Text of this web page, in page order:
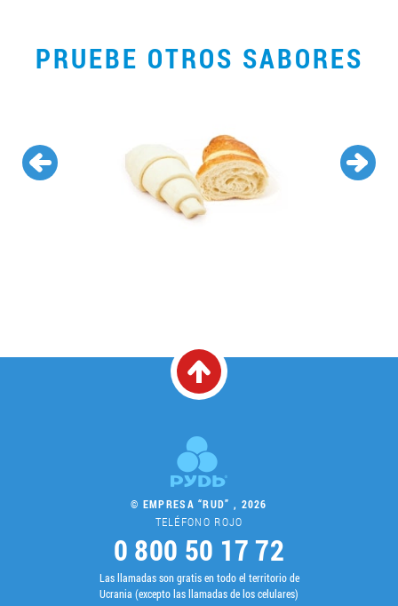
PRUEBE OTROS SABORES
© EMPRESA “RUD” , 2026
TELÉFONO ROJO
0 800 50 17 72
Las llamadas son gratis en todo el territorio de
Ucrania (excepto las llamadas de los celulares)